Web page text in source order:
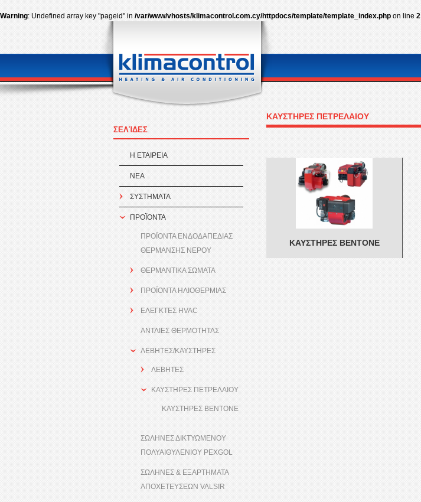
Warning: Undefined array key "pageid" in /var/www/vhosts/klimacontrol.com.cy/httpdocs/template/template_index.php on line 2
ΣΕΛΊΔΕΣ
Η ΕΤΑΙΡEΙΑ
ΝΕΑ
ΣΥΣΤΗΜΑΤΑ
ΠΡΟÏΟΝΤΑ
ΠΡΟΪΟΝΤΑ ΕΝΔΟΔΑΠΕΔΙΑΣ
ΘΕΡΜΑΝΣΗΣ ΝΕΡΟΥ
ΘΕΡΜΑΝΤΙΚΑ ΣΩΜΑΤΑ
ΠΡΟΪΟΝΤΑ ΗΛΙΟΘΕΡΜΙΑΣ
ΕΛΕΓΚΤΕΣ HVAC
ΑΝΤΛΙΕΣ ΘΕΡΜΟΤΗΤΑΣ
ΛΕΒΗΤΕΣ/ΚΑΥΣΤΗΡΕΣ
ΛΕΒΗΤΕΣ
ΚΑΥΣΤΗΡΕΣ ΠΕΤΡΕΛΑΙΟΥ
ΚΑΥΣΤΗΡΕΣ BENTONE
ΣΩΛΗΝΕΣ ΔΙΚΤΥΩΜΕΝΟΥ
ΠΟΛΥΑΙΘΥΛΕΝΙΟΥ PEXGOL
ΣΩΛΗΝΕΣ & ΕΞΑΡΤΗΜΑΤΑ
ΑΠΟΧΕΤΕΥΣΕΩΝ VALSIR
ΚΑΥΣΤΗΡΕΣ ΠΕΤΡΕΛΑΙΟΥ
ΚΑΥΣΤΗΡΕΣ BENTONE